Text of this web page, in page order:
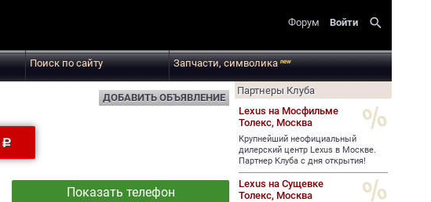
Форум Войти search
Поиск по сайту Запчасти, символикаnew
ДОБАВИТЬ ОБЪЯВЛЕНИЕ
Показать телефон
Партнеры Клуба
Lexus на Мосфильме
Толекс, Москва
Крупнейший неофициальный
дилерский центр Lexus в Москве.
Партнер Клуба с дня открытия!
Lexus на Сущевке
Толекс, Москва